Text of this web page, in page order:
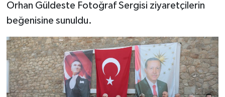
Orhan Güldeste Fotoğraf Sergisi ziyaretçilerin
beğenisine sunuldu.